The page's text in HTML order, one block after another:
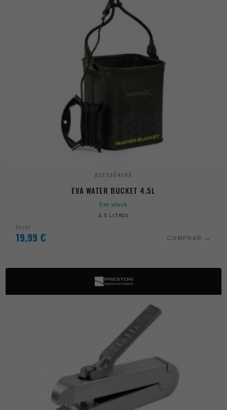
ACESSÓRIOS
EVA WATER BUCKET 4.5L
Em stock
4.5 LITROS
Desde
19,99 € COMPRAR